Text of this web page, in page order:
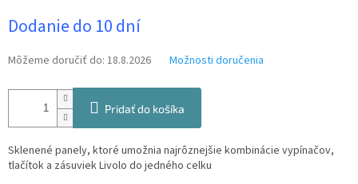
cena:
Dodanie do 10 dní
Môžeme doručiť do: 18.8.2026 Možnosti doručenia
Pridať do košíka
Sklenené panely, ktoré umožnia najrôznejšie kombinácie vypínačov,
tlačítok a zásuviek Livolo do jedného celku